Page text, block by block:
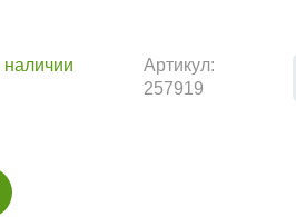
наличии
Артикул:
257919